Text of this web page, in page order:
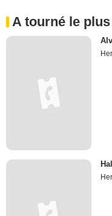
A tourné le plus